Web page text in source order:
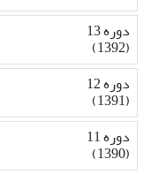
دوره 13
(1392)
دوره 12
(1391)
دوره 11
(1390)